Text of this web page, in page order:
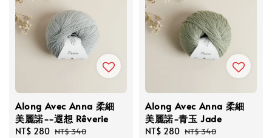
Along Avec Anna 柔細
美麗諾--遐想 Rêverie
Sale
NT$ 280 Regular
NT$ 340
Along Avec Anna 柔細
美麗諾-青玉 Jade
Sale
NT$ 280 Regular
NT$ 340